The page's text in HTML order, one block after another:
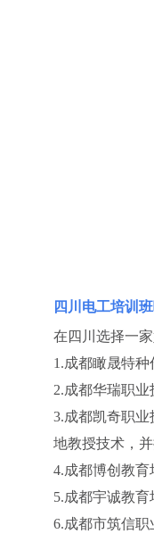
四川电工培训
在四川选择一
1.成都瞰晟特
2.成都华瑞职
3.成都凯奇职
地教授技术，
4.成都博创教
5.成都宇诚教
6.成都市筑信